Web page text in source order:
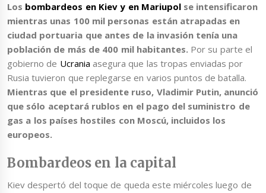
Los bombardeos en Kiev y en Mariupol se intensificaron
mientras unas 100 mil personas están atrapadas en
ciudad portuaria que antes de la invasión tenía una
población de más de 400 mil habitantes. Por su parte el
gobierno de Ucrania asegura que las tropas enviadas por
Rusia tuvieron que replegarse en varios puntos de batalla.
Mientras que el presidente ruso, Vladimir Putin, anunció
que sólo aceptará rublos en el pago del suministro de
gas a los países hostiles con Moscú, incluidos los
europeos.
Bombardeos en la capital
Kiev despertó del toque de queda este miércoles luego de